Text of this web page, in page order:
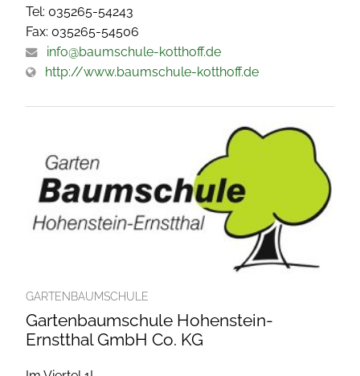
Tel: 035265-54243
Fax: 035265-54506
info@baumschule-kotthoff.de
http://www.baumschule-kotthoff.de
GARTENBAUMSCHULE
Gartenbaumschule Hohenstein-
Ernstthal GmbH Co. KG